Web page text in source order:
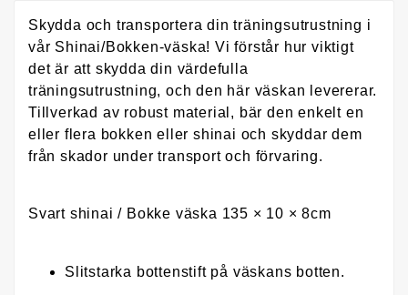
Skydda och transportera din träningsutrustning i
vår Shinai/Bokken-väska! Vi förstår hur viktigt
det är att skydda din värdefulla
träningsutrustning, och den här väskan levererar.
Tillverkad av robust material, bär den enkelt en
eller flera bokken eller shinai och skyddar dem
från skador under transport och förvaring.
Svart shinai / Bokke väska 135 × 10 × 8cm
Slitstarka bottenstift på väskans botten.